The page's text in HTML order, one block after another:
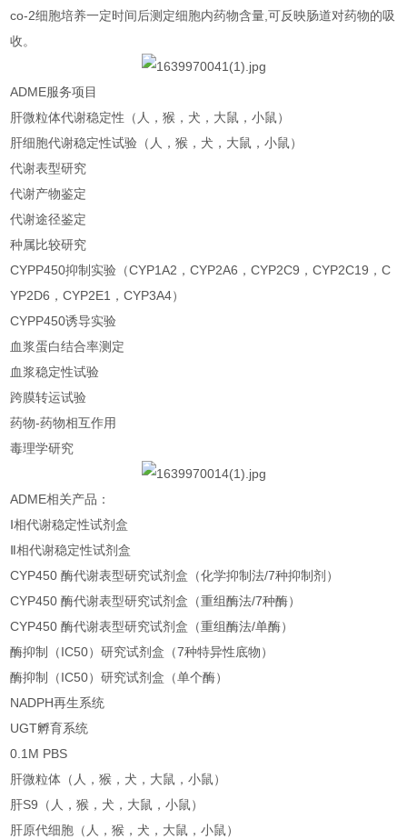
co-2细胞培养一定时间后测定细胞内药物含量,可反映肠道对药物的吸
收。
ADME服务项目
肝微粒体代谢稳定性（人，猴，犬，大鼠，小鼠）
肝细胞代谢稳定性试验（人，猴，犬，大鼠，小鼠）
代谢表型研究
代谢产物鉴定
代谢途径鉴定
种属比较研究
CYPP450抑制实验（CYP1A2，CYP2A6，CYP2C9，CYP2C19，C
YP2D6，CYP2E1，CYP3A4）
CYPP450诱导实验
血浆蛋白结合率测定
血浆稳定性试验
跨膜转运试验
药物-药物相互作用
毒理学研究
ADME相关产品：
Ⅰ相代谢稳定性试剂盒
Ⅱ相代谢稳定性试剂盒
CYP450 酶代谢表型研究试剂盒（化学抑制法/7种抑制剂）
CYP450 酶代谢表型研究试剂盒（重组酶法/7种酶）
CYP450 酶代谢表型研究试剂盒（重组酶法/单酶）
酶抑制（IC50）研究试剂盒（7种特异性底物）
酶抑制（IC50）研究试剂盒（单个酶）
NADPH再生系统
UGT孵育系统
0.1M PBS
肝微粒体（人，猴，犬，大鼠，小鼠）
肝S9（人，猴，犬，大鼠，小鼠）
肝原代细胞（人，猴，犬，大鼠，小鼠）